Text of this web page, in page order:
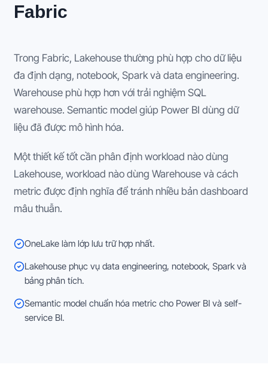
Fabric
Trong Fabric, Lakehouse thường phù hợp cho dữ liệu
đa định dạng, notebook, Spark và data engineering.
Warehouse phù hợp hơn với trải nghiệm SQL
warehouse. Semantic model giúp Power BI dùng dữ
liệu đã được mô hình hóa.
Một thiết kế tốt cần phân định workload nào dùng
Lakehouse, workload nào dùng Warehouse và cách
metric được định nghĩa để tránh nhiều bản dashboard
mâu thuẫn.
OneLake làm lớp lưu trữ hợp nhất.
Lakehouse phục vụ data engineering, notebook, Spark và
bảng phân tích.
Semantic model chuẩn hóa metric cho Power BI và self-
service BI.